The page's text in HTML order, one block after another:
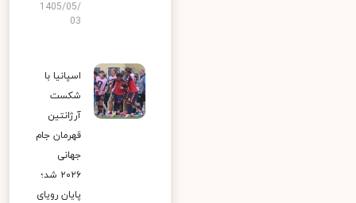
1405/05/
03
اسپانیا با
شکست
آرژانتین
قهرمان جام
جهانی
۲۰۲۶ شد؛
پایان رویای